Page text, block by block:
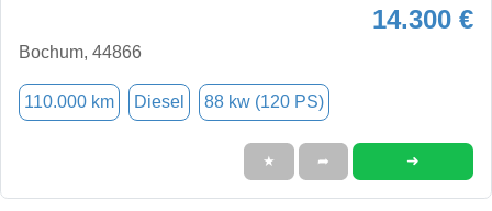
14.300 €
Bochum, 44866
110.000 km Diesel 88 kw (120 PS)
★ ➦ ➜